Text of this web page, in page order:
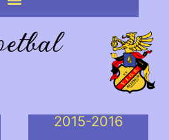
2015-2016